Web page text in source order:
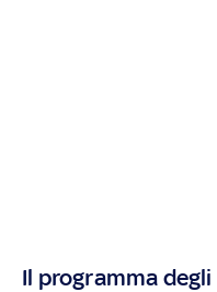
Il programma